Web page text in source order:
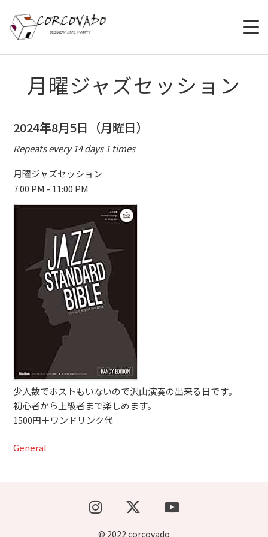
HOME
SCHEDULE
ACCESS
CONTACT
ブッキングライブ出演者募集！！
初心者POPS
月曜ジャズセッション
2024年8月5日（月曜日）
Repeats every 14 days 1 times
月曜ジャズセッション
7:00 PM - 11:00 PM
少人数でホストもいないので沢山演奏の出来る日です。
初心者から上級者まで楽しめます。
1500円＋ワンドリンク代
General
© 2022 corcovado